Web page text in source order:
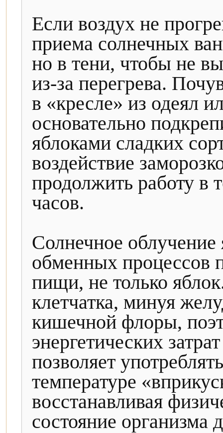
Если воздух не
приема солнечных
но в тени, чтобы не
из-за перегрева.
в «кресле» из одеял
основательно
яблоками сладких
воздействие
продолжить работу в
часов.
Солнечное облучение
обменных процессов
пищи, не только
клетчатка, минуя
кишечной флоры,
энергетических
позволяет
температуре
восстанавливая
состояние организма